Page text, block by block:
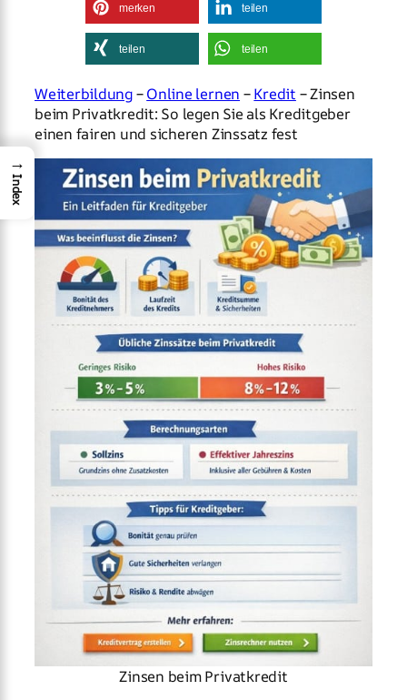
merken teilen
teilen teilen
Weiterbildung–Online lernen –Kredit – Zinsen
beim Privatkredit: So legen Sie als Kreditgeber
einen fairen und sicheren Zinssatz fest
Zinsen beim Privatkredit
→
Index